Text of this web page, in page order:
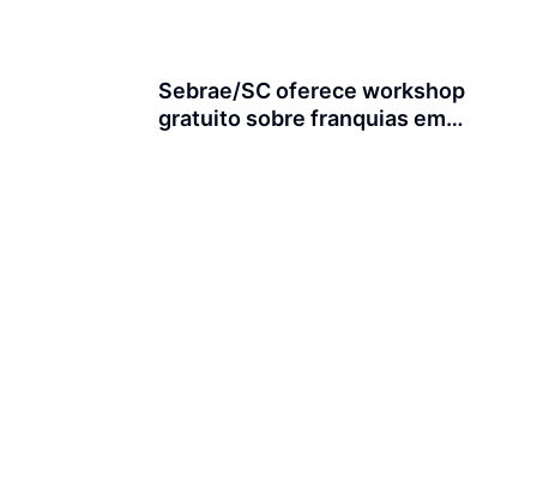
Sebrae/SC oferece workshop
gratuito sobre franquias em